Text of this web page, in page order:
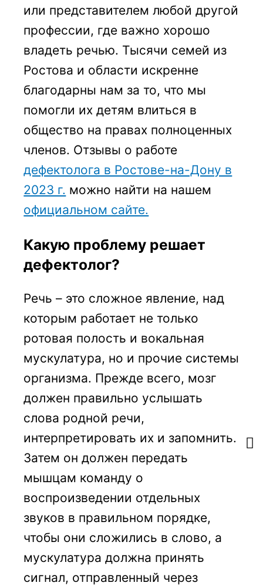
или представителем любой другой
профессии, где важно хорошо
владеть речью. Тысячи семей из
Ростова и области искренне
благодарны нам за то, что мы
помогли их детям влиться в
общество на правах полноценных
членов. Отзывы о работе
дефектолога в Ростове-на-Дону в
2023 г. можно найти на нашем
официальном сайте.
Какую проблему решает
дефектолог?
Речь – это сложное явление, над
которым работает не только
ротовая полость и вокальная
мускулатура, но и прочие системы
организма. Прежде всего, мозг
должен правильно услышать
слова родной речи,
интерпретировать их и запомнить.
Затем он должен передать
мышцам команду о
воспроизведении отдельных
звуков в правильном порядке,
чтобы они сложились в слово, а
мускулатура должна принять
сигнал, отправленный через